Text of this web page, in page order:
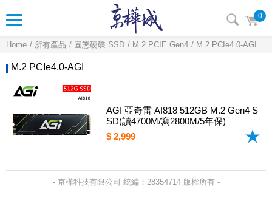
0
Home 所有產品 固態硬碟 SSD M.2 PCIE Gen4 M.2 PCIe4.0-AGI
M.2 PCIe4.0-AGI
AGI 亞奇雷 AI818 512GB M.2 Gen4 S
SD(讀4700M/寫2800M/5年保)
$ 2,999
- 京樺科技有限公司 統編：28354714 版權所有 -